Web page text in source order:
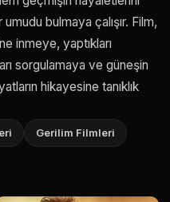
bulmaya çalışır. Film,
inmeye, yaptıkları
sorgulamaya ve güneşin
hikayesine tanıklık
Gerilim Filmleri